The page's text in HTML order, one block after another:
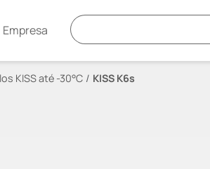
Empresa
KISS até -30°C KISS K6s